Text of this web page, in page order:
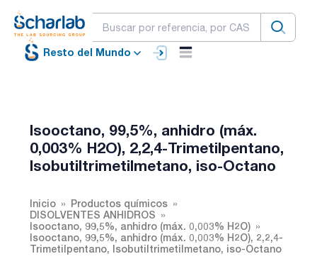
Resto del Mundo
Isooctano, 99,5%, anhidro (máx.
0,003% H2O), 2,2,4-Trimetilpentano,
Isobutiltrimetilmetano, iso-Octano
Inicio
Productos químicos
DISOLVENTES ANHIDROS
Isooctano, 99,5%, anhidro (máx. 0,003% H2O)
Isooctano, 99,5%, anhidro (máx. 0,003% H2O), 2,2,4-
Trimetilpentano, Isobutiltrimetilmetano, iso-Octano